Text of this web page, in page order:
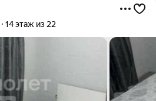
14 этаж из 22